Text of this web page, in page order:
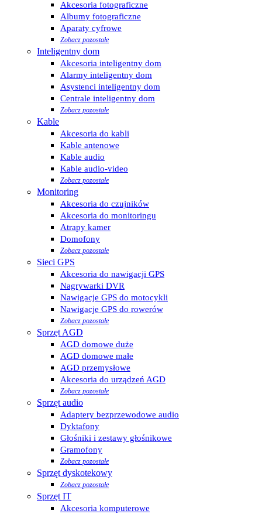
Akcesoria fotograficzne
Albumy fotograficzne
Aparaty cyfrowe
Zobacz pozostałe
Inteligentny dom
Akcesoria inteligentny dom
Alarmy inteligentny dom
Asystenci inteligentny dom
Centrale inteligentny dom
Zobacz pozostałe
Kable
Akcesoria do kabli
Kable antenowe
Kable audio
Kable audio-video
Zobacz pozostałe
Monitoring
Akcesoria do czujników
Akcesoria do monitoringu
Atrapy kamer
Domofony
Zobacz pozostałe
Sieci GPS
Akcesoria do nawigacji GPS
Nagrywarki DVR
Nawigacje GPS do motocykli
Nawigacje GPS do rowerów
Zobacz pozostałe
Sprzęt AGD
AGD domowe duże
AGD domowe małe
AGD przemysłowe
Akcesoria do urządzeń AGD
Zobacz pozostałe
Sprzęt audio
Adaptery bezprzewodowe audio
Dyktafony
Głośniki i zestawy głośnikowe
Gramofony
Zobacz pozostałe
Sprzęt dyskotekowy
Zobacz pozostałe
Sprzęt IT
Akcesoria komputerowe